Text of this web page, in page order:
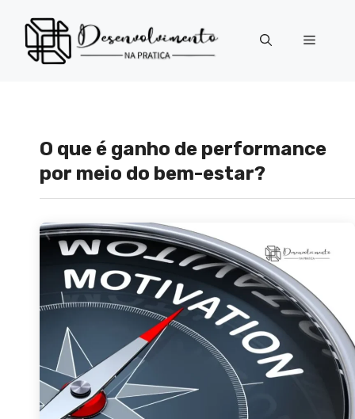
para
conteúdo
Menu
O que é ganho de performance
por meio do bem-estar?